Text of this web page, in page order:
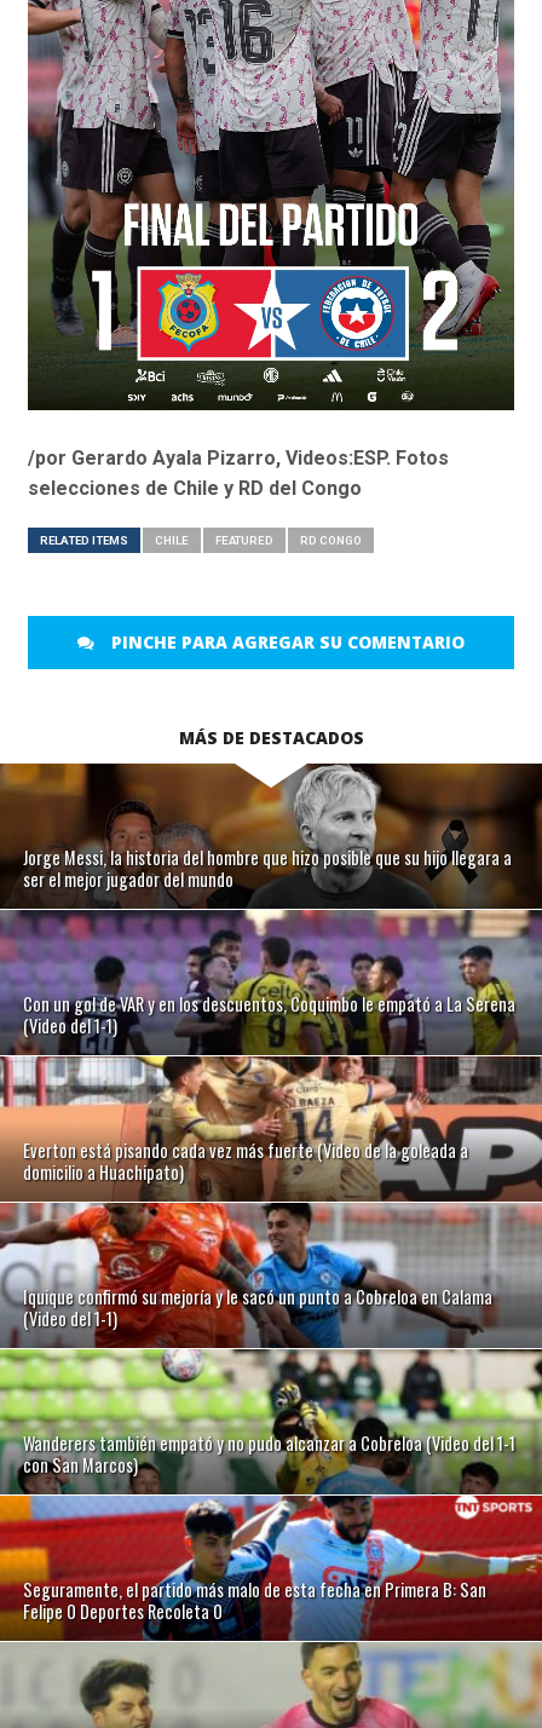
/por Gerardo Ayala Pizarro, Videos:ESP. Fotos
selecciones de Chile y RD del Congo
RELATED ITEMS CHILE FEATURED RD CONGO
PINCHE PARA AGREGAR SU COMENTARIO
MÁS DE DESTACADOS
Jorge Messi, la historia del hombre que hizo posible que su hijo llegara a
ser el mejor jugador del mundo
Con un gol de VAR y en los descuentos, Coquimbo le empató a La Serena
(Video del 1-1)
Everton está pisando cada vez más fuerte (Video de la goleada a
domicilio a Huachipato)
Iquique confirmó su mejoría y le sacó un punto a Cobreloa en Calama
(Video del 1-1)
Wanderers también empató y no pudo alcanzar a Cobreloa (Video del 1-1
con San Marcos)
Seguramente, el partido más malo de esta fecha en Primera B: San
Felipe 0 Deportes Recoleta 0